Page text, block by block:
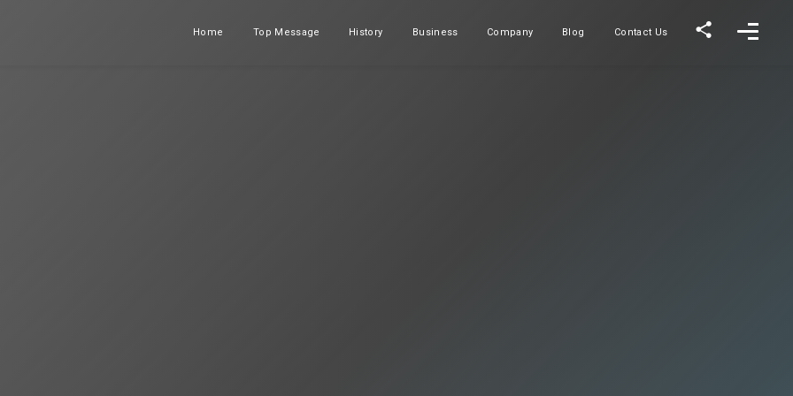
Home
ホーム Top Message
メッセージ History
沿革 Business
事業内容 Company
会社概要 Blog
ブログ Contact Us
お問い合わせ